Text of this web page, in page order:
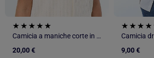
Camicia a maniche corte in maglia traforata
20,00 €
9,00 €